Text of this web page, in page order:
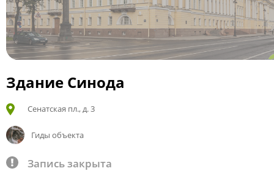
Здание Синода
Сенатская пл., д. 3
Гиды объекта
Запись закрыта